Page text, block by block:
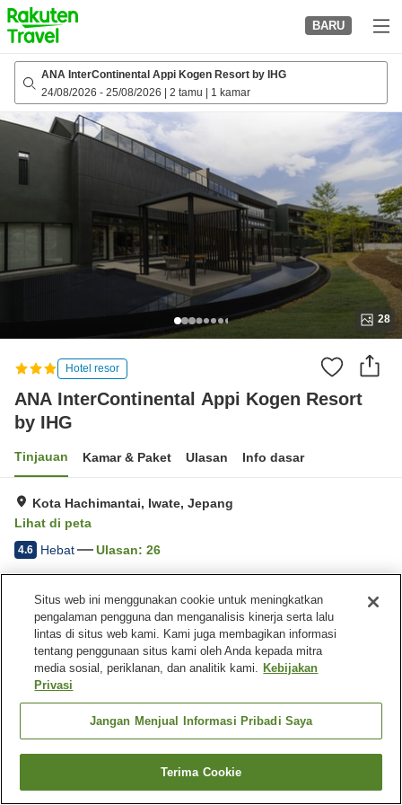
to
top
page
BARU
ANA InterContinental Appi Kogen Resort by IHG
24/08/2026 - 25/08/2026 2 tamu 1 kamar
28
Hotel resor
ANA InterContinental Appi Kogen Resort
by IHG
Tinjauan Kamar & Paket Ulasan Info dasar
Kota Hachimantai, Iwate, Jepang
Lihat di peta
4.6 Hebat Ulasan: 26
Fasilitas properti
Pantangan makan
(vegetarian)
Pantangan makan (vegan)
Beranda
Cari kamar
Situs web ini menggunakan cookie untuk meningkatkan
pengalaman pengguna dan menganalisis kinerja serta lalu
lintas di situs web kami. Kami juga membagikan informasi
tentang penggunaan situs kami oleh Anda kepada mitra
media sosial, periklanan, dan analitik kami. Kebijakan
Privasi
Jangan Menjual Informasi Pribadi Saya
Terima Cookie